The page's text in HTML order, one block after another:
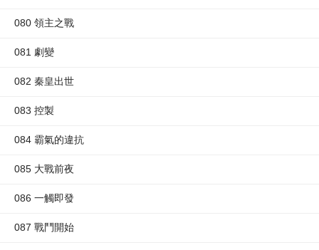
080 領主之戰
081 劇變
082 秦皇出世
083 控製
084 霸氣的違抗
085 大戰前夜
086 一觸即發
087 戰鬥開始